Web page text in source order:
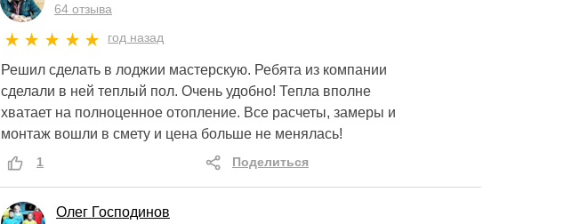
64 отзыва
год назад
Решил сделать в лоджии мастерскую. Ребята из компании
сделали в ней теплый пол. Очень удобно! Тепла вполне
хватает на полноценное отопление. Все расчеты, замеры и
монтаж вошли в смету и цена больше не менялась!
1 Поделиться
Олег Господинов